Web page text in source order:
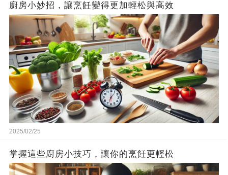
廚房小妙招，讓烹飪變得更加輕松與高效
2025/02/25
掌握這些廚房小技巧，讓你的烹飪更輕松